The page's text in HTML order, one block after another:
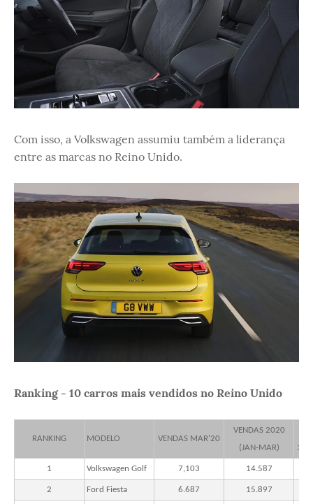
Com isso, a Volkswagen assumiu também a liderança
entre as marcas no Reino Unido.
Ranking - 10 carros mais vendidos no Reino Unido
RANKING MODELO VENDAS MAR'20
VENDAS 2020
(JAN-MAR)
1 Volkswagen Golf 7,103 14.587
2 Ford Fiesta 6.687 15.897